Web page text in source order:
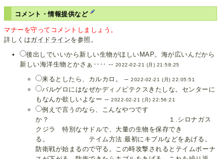
コメント・情報提供など
マナーを守ってコメントしましょう。
詳しくはガイドラインを参照。
後出しでいいから新しい生物がほしいMAP。海が広いんだから
新しい海洋生物とかさぁ‥‥ -- 2022-02-21 (月) 21:58:25
来るとしたら、カルカロ。 --2022-02-21 (月) 22:05:51
バルゲロにはなぜかディノピテクスきたしな。センターに
もなんか欲しいよなー --2022-02-21 (月) 22:56:21
例えで言うのなら、こんなやつです
か？ １.シロナガス
クジラ 特別なサドルで、大量の生物を保存でき
る。 テイム方法.最初にキブルなどをあげる。
防衛戦が始まるので守る。この時攻撃されるとテイムボーナ